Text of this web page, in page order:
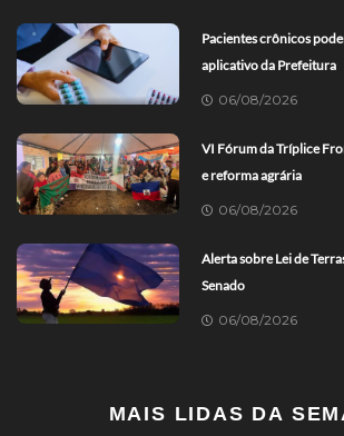
Pacientes crônicos
aplicativo da Prefeitura
06/08/2026
VI Fórum da Tríplice
e reforma agrária
06/08/2026
Alerta sobre Lei de
Senado
06/08/2026
MAIS LIDAS DA